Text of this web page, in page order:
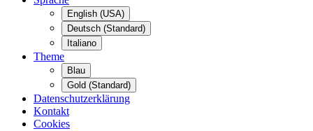
English (USA)
Deutsch (Standard)
Italiano
Theme
Blau
Gold (Standard)
Datenschutzerklärung
Kontakt
Cookies